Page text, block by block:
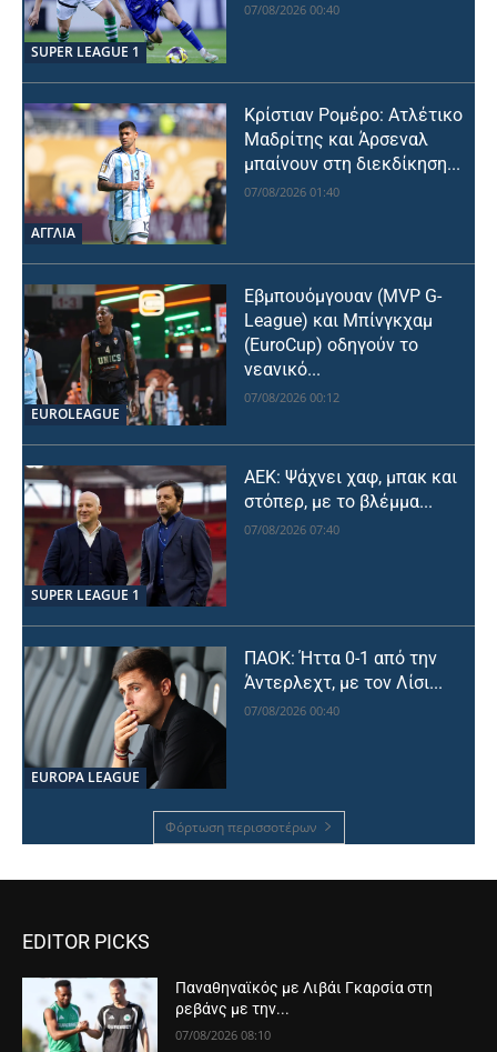
SUPER LEAGUE 1
07/08/2026 00:40
ΑΓΓΛΙΑ
Κρίστιαν Ρομέρο: Ατλέτικο
Μαδρίτης και Άρσεναλ
μπαίνουν στη διεκδίκηση...
07/08/2026 01:40
EUROLEAGUE
Εβμπουόμγουαν (MVP G-
League) και Μπίνγκχαμ
(EuroCup) οδηγούν το
νεανικό...
07/08/2026 00:12
SUPER LEAGUE 1
ΑΕΚ: Ψάχνει χαφ, μπακ και
στόπερ, με το βλέμμα...
07/08/2026 07:40
EUROPA LEAGUE
ΠΑΟΚ: Ήττα 0-1 από την
Άντερλεχτ, με τον Λίσι...
07/08/2026 00:40
Φόρτωση περισσοτέρων
EDITOR PICKS
Παναθηναϊκός με Λιβάι Γκαρσία στη
ρεβάνς με την...
07/08/2026 08:10